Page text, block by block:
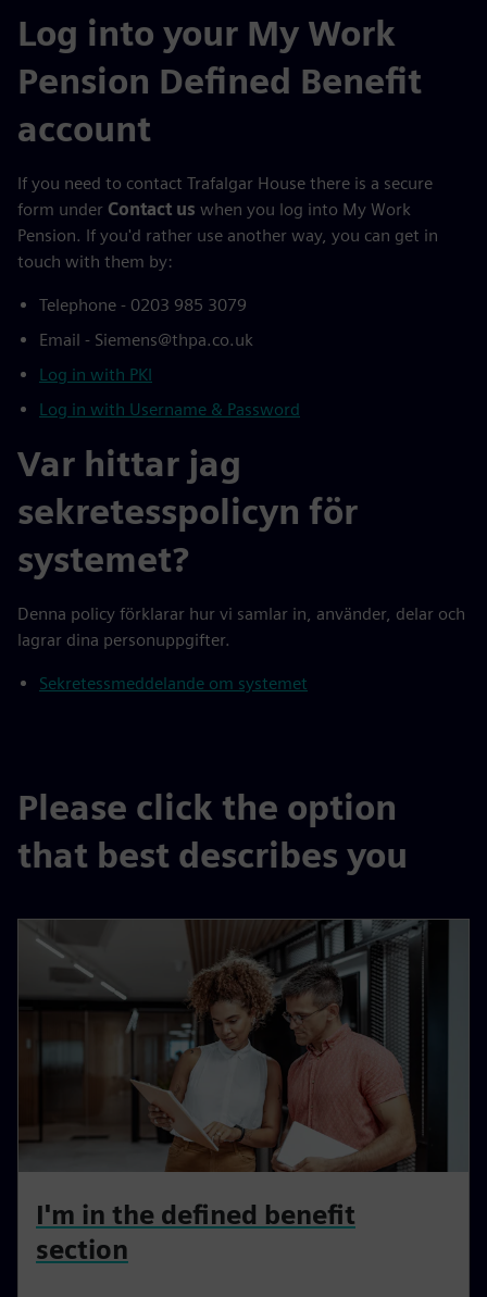
Log into your My Work
Pension Defined Benefit
account
If you need to contact Trafalgar House there is a secure
form under Contact us when you log into My Work
Pension. If you'd rather use another way, you can get in
touch with them by:
Telephone - 0203 985 3079
Email - Siemens@thpa.co.uk
Log in with PKI
Log in with Username & Password
Var hittar jag
sekretesspolicyn för
systemet?
Denna policy förklarar hur vi samlar in, använder, delar och
lagrar dina personuppgifter.
Sekretessmeddelande om systemet
Please click the option
that best describes you
I'm in the defined benefit
section